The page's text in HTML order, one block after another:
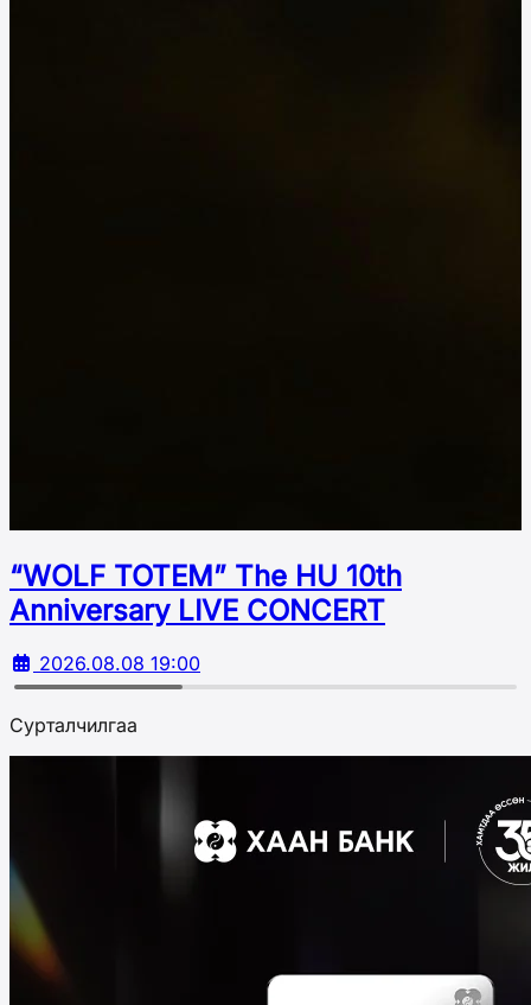
“WOLF TOTEM” The HU 10th
Аnniversary LIVE CONCERT
2026.08.08 19:00
Сурталчилгаа